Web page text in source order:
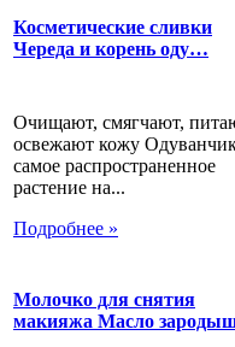
Косметические сливки
Череда и корень оду…
Очищают, смягчают,
освежают кожу
самое распространенное
растение на...
Подробнее »
Молочко для снятия
макияжа Масло